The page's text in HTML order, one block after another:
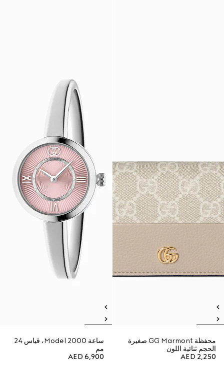
محفظة GG Marmont صغيرة
الحجم ثنائية اللون
AED 2,250
ساعة Model 2000، قياس 24
مم
AED 6,900